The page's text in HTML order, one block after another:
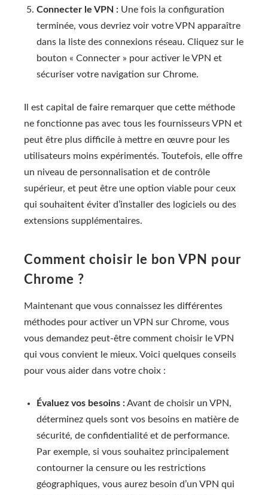
Connecter le VPN : Une fois la configuration
terminée, vous devriez voir votre VPN apparaître
dans la liste des connexions réseau. Cliquez sur le
bouton « Connecter » pour activer le VPN et
sécuriser votre navigation sur Chrome.
Il est capital de faire remarquer que cette méthode
ne fonctionne pas avec tous les fournisseurs VPN et
peut être plus difficile à mettre en œuvre pour les
utilisateurs moins expérimentés. Toutefois, elle offre
un niveau de personnalisation et de contrôle
supérieur, et peut être une option viable pour ceux
qui souhaitent éviter d’installer des logiciels ou des
extensions supplémentaires.
Comment choisir le bon VPN pour
Chrome ?
Maintenant que vous connaissez les différentes
méthodes pour activer un VPN sur Chrome, vous
vous demandez peut-être comment choisir le VPN
qui vous convient le mieux. Voici quelques conseils
pour vous aider dans votre choix :
Évaluez vos besoins :Avant de choisir un VPN,
déterminez quels sont vos besoins en matière de
sécurité, de confidentialité et de performance.
Par exemple, si vous souhaitez principalement
contourner la censure ou les restrictions
géographiques, vous aurez besoin d’un VPN qui